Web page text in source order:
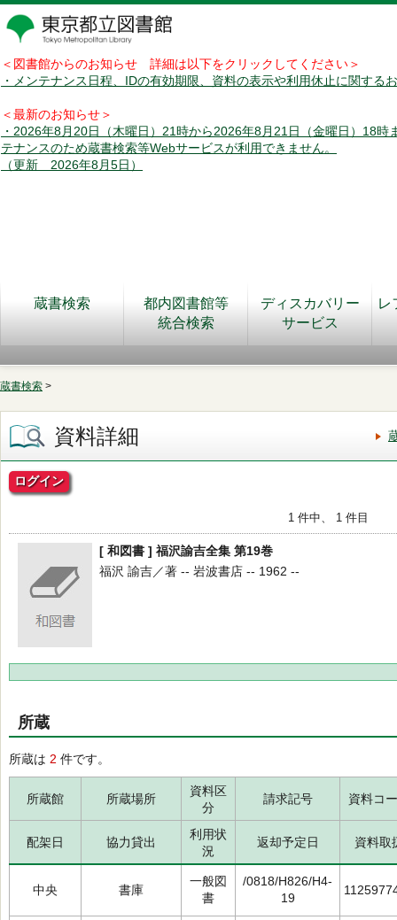
＜図書館からのお知らせ 詳細は以下をクリックしてください＞
・メンテナンス日程、IDの有効期限、資料の表示や利用休止に関する
＜最新のお知らせ＞
・2026年8月20日（木曜日）21時から2026年8月21日（金曜日）18時
テナンスのため蔵書検索等Webサービスが利用できません。
（更新 2026年8月5日）
蔵書検索
都内図書館等
統合検索
ディスカバリー
サービス
レ
蔵書検索 >
資料詳細
ログイン
1 件中、 1 件目
[ 和図書 ] 福沢諭吉全集 第19巻
福沢 諭吉／著 -- 岩波書店 -- 1962 --
所蔵
所蔵は 2 件です。
所蔵館 所蔵場所
資料区
分
請求記号 資料コ
配架日 協力貸出
利用状
況
返却予定日 資料取
中央 書庫
一般図
書
/0818/H826/H4-
19